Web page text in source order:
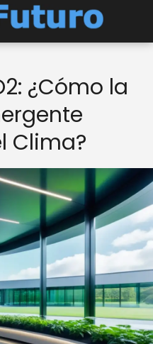
¿Cómo la
Clima?